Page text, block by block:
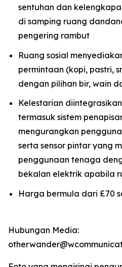
sentuhan dan
di samping ruang
pengering rambut
Ruang sosial
permintaan (kopi, pastri,
dengan pilihan bir, wain
Kelestarian
termasuk sistem
mengurangkan
serta sensor pintar yang
penggunaan tenaga
bekalan elektrik apabila
Harga bermula dari £70
Hubungan Media: